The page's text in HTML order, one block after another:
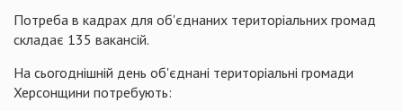
Потреба в кадрах для об'єднаних територіальних громад
складає 135 вакансій.
На сьогоднішній день об'єднані територіальні громади
Херсонщини потребують: